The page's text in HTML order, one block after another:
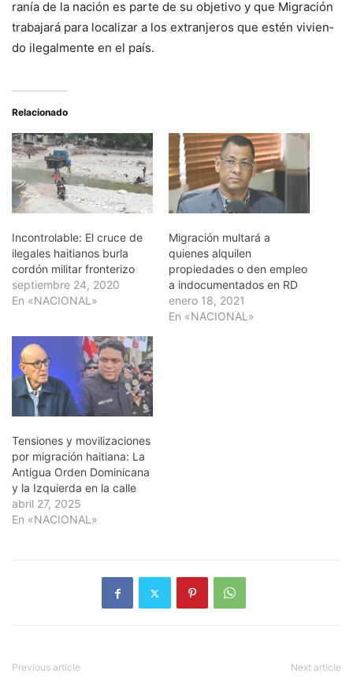
ranía de la nación es parte de su objetivo y que Migración
trabajará para localizar a los extranjeros que estén vivien­
do ilegalmente en el país.
Relacionado
Incontrolable: El cruce de
ilegales haitianos burla
cordón militar fronterizo
septiembre 24, 2020
En «NACIONAL»
Migración multará a
quienes alquilen
propiedades o den empleo
a indocumentados en RD
enero 18, 2021
En «NACIONAL»
Tensiones y movilizaciones
por migración haitiana: La
Antigua Orden Dominicana
y la Izquierda en la calle
abril 27, 2025
En «NACIONAL»
Previous article Next article